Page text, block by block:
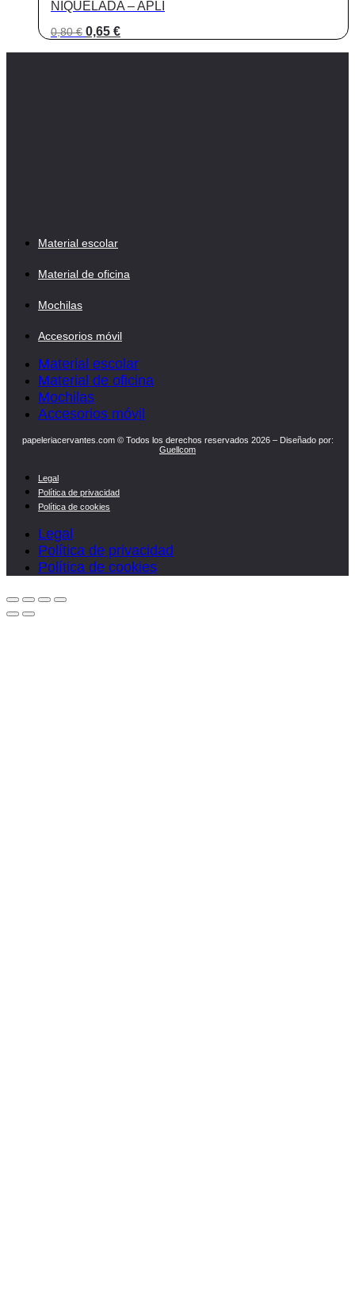
NIQUELADA – APLI
0,80€ El
0,65 €El
Material escolar
Material de oficina
Mochilas
Accesorios móvil
Material escolar
Material de oficina
Mochilas
Accesorios móvil
papeleriacervantes.com © Todos los derechos reservados 2026 – Diseñado por:
Guellcom
Legal
Política de privacidad
Política de cookies
Legal
Política de privacidad
Política de cookies